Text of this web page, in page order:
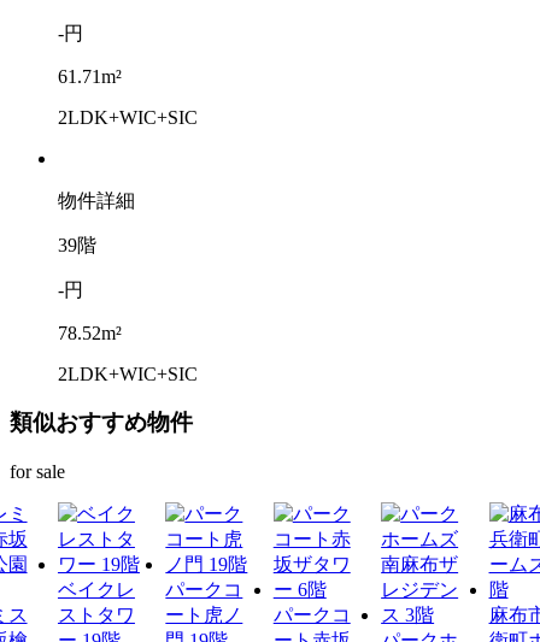
-円
61.71m²
2LDK+WIC+SIC
物件詳細
39階
-円
78.52m²
2LDK+WIC+SIC
類似おすすめ物件
for sale
ス
ベイクレ
ストタワ
パークコ
ート虎ノ
パークコ
麻布